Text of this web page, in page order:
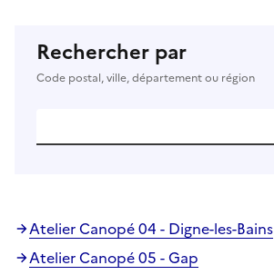
Rechercher par
Code postal, ville, département ou région
Atelier Canopé 04 - Digne-les-Bains
Atelier Canopé 05 - Gap